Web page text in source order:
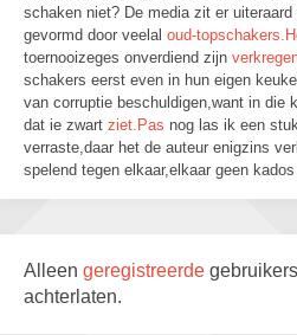
schaken niet? De media zit er
gevormd door veelal oud-
toernooizeges onverdiend zijn
schakers eerst even in hun eigen
van corruptie beschuldigen,want in die
dat ie zwart ziet.Pas nog las ik een
verraste,daar het de auteur enigzins
spelend tegen elkaar,elkaar geen
Alleen geregistreerde
achterlaten.